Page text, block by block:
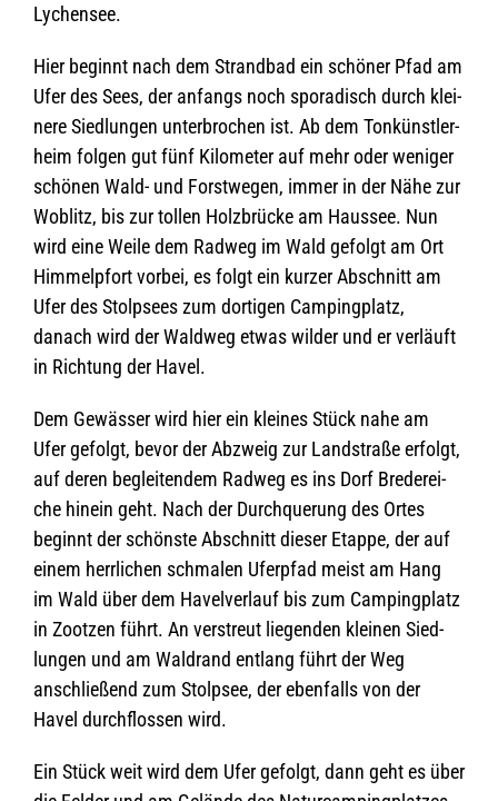
Lychensee.
Hier beginnt nach dem Strand­bad ein schö­ner Pfad am
Ufer des Sees, der anfangs noch spo­ra­disch durch klei­
nere Sied­lun­gen unter­bro­chen ist. Ab dem Ton­künst­ler­
heim fol­gen gut fünf Kilo­me­ter auf mehr oder weni­ger
schö­nen Wald- und Forst­we­gen, immer in der Nähe zur
Woblitz, bis zur tol­len Holz­brü­cke am Haus­see. Nun
wird eine Weile dem Rad­weg im Wald gefolgt am Ort
Him­mel­pfort vor­bei, es folgt ein kur­zer Abschnitt am
Ufer des Stolp­sees zum dor­ti­gen Cam­ping­platz,
danach wird der Wald­weg etwas wil­der und er ver­läuft
in Rich­tung der Havel.
Dem Gewäs­ser wird hier ein klei­nes Stück nahe am
Ufer gefolgt, bevor der Abzweig zur Land­straße erfolgt,
auf deren beglei­ten­dem Rad­weg es ins Dorf Bre­der­ei­
che hin­ein geht. Nach der Durch­que­rung des Ortes
beginnt der schönste Abschnitt die­ser Etappe, der auf
einem herr­li­chen schma­len Ufer­pfad meist am Hang
im Wald über dem Havel­ver­lauf bis zum Cam­ping­platz
in Zoot­zen führt. An ver­streut lie­gen­den klei­nen Sied­
lun­gen und am Wald­rand ent­lang führt der Weg
anschlie­ßend zum Stolp­see, der eben­falls von der
Havel durch­flos­sen wird.
Ein Stück weit wird dem Ufer gefolgt, dann geht es über